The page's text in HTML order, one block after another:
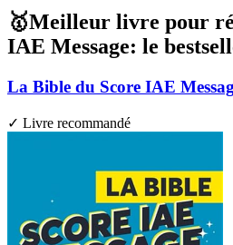
🥇Meilleur livre pour
IAE Message: le
La Bible du Score IAE
✓ Livre recommandé